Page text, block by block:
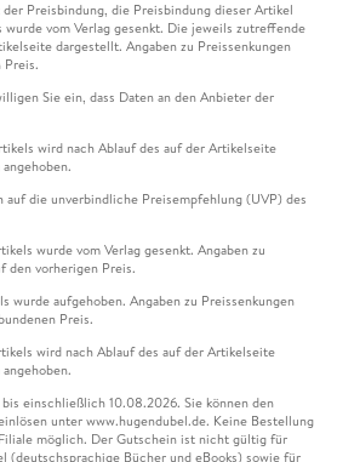
Preisbindung, die Preisbindung dieser Artikel
vom Verlag gesenkt. Die jeweils zutreffende
dargestellt. Angaben zu Preissenkungen
Preis.
Sie ein, dass Daten an den Anbieter der
wird nach Ablauf des auf der Artikelseite
die unverbindliche Preisempfehlung (UVP) des
wurde vom Verlag gesenkt. Angaben zu
den vorherigen Preis.
wurde aufgehoben. Angaben zu Preissenkungen
Preis.
wird nach Ablauf des auf der Artikelseite
einschließlich 10.08.2026. Sie können den
unter www.hugendubel.de. Keine Bestellung
möglich. Der Gutschein ist nicht gültig für
(deutschsprachige Bücher und eBooks) sowie für